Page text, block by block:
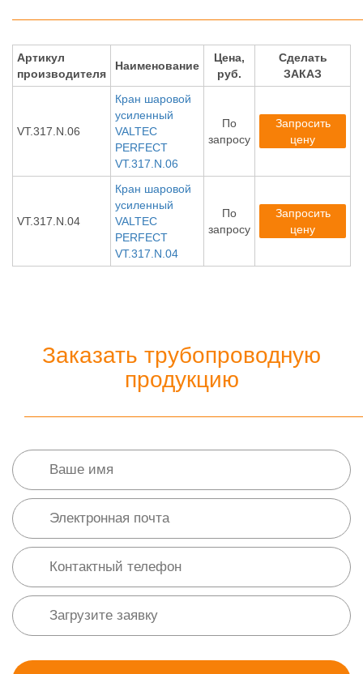
Артикул
производителя
Наименование
Цена,
руб.
Сделать
ЗАКАЗ
VT.317.N.06
Кран шаровой
усиленный
VALTEC
PERFECT
VT.317.N.06
По
запросу
Запросить
цену
VT.317.N.04
Кран шаровой
усиленный
VALTEC
PERFECT
VT.317.N.04
По
запросу
Запросить
цену
Заказать трубопроводную
продукцию